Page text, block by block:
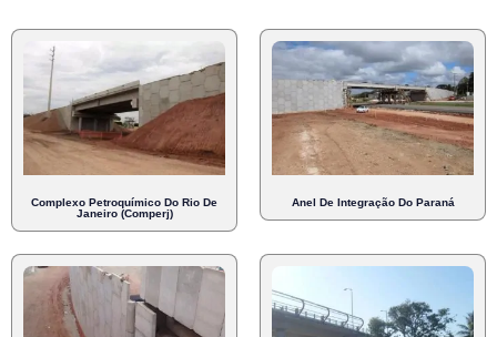
Complexo Petroquímico Do Rio De
Janeiro (Comperj)
Anel De Integração Do Paraná